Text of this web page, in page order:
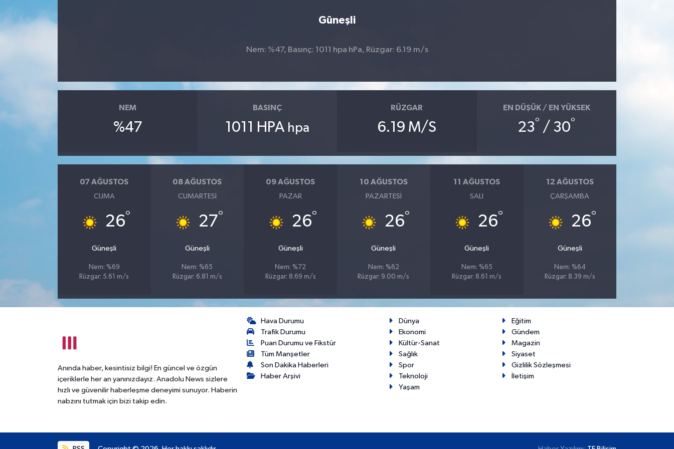
Güneşli
Nem: %47, Basınç: 1011 hpa hPa, Rüzgar: 6.19 m/s
NEM
%47
BASINÇ
1011 HPA hpa
RÜZGAR
6.19 M/S
EN DÜŞÜK / EN YÜKSEK
23° / 30°
07 AĞUSTOS
CUMA
26°
Güneşli
Nem: %69
Rüzgar: 5.61 m/s
08 AĞUSTOS
CUMARTESI
27°
Güneşli
Nem: %65
Rüzgar: 6.81 m/s
09 AĞUSTOS
PAZAR
26°
Güneşli
Nem: %72
Rüzgar: 8.69 m/s
10 AĞUSTOS
PAZARTESI
26°
Güneşli
Nem: %62
Rüzgar: 9.00 m/s
11 AĞUSTOS
SALI
26°
Güneşli
Nem: %65
Rüzgar: 8.61 m/s
12 AĞUSTOS
ÇARŞAMBA
26°
Güneşli
Nem: %64
Rüzgar: 8.39 m/s
Anında haber, kesintisiz bilgi! En güncel ve özgün
içeriklerle her an yanınızdayız. Anadolu News sizlere
hızlı ve güvenilir haberleşme deneyimi sunuyor. Haberin
nabzını tutmak için bizi takip edin.
Hava Durumu
Trafik Durumu
Puan Durumu ve Fikstür
Tüm Manşetler
Son Dakika Haberleri
Haber Arşivi
Dünya
Eğitim
Ekonomi
Gündem
Kültür-Sanat
Magazin
Sağlık
Siyaset
Spor
Gizlilik Sözleşmesi
Teknoloji
İletişim
Yaşam